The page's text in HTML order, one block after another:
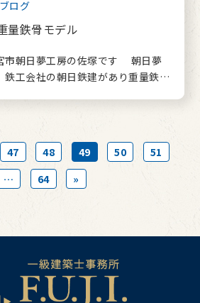
ログ
量鉄骨モデル
市朝日夢工房の佐塚です 朝日夢
工会社の朝日鉄建があり重量鉄…
47 48 49 50
51
…
64 »